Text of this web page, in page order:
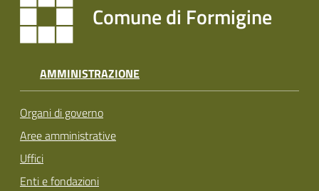
Comune di Formigine
AMMINISTRAZIONE
Organi di governo
Aree amministrative
Uffici
Enti e fondazioni